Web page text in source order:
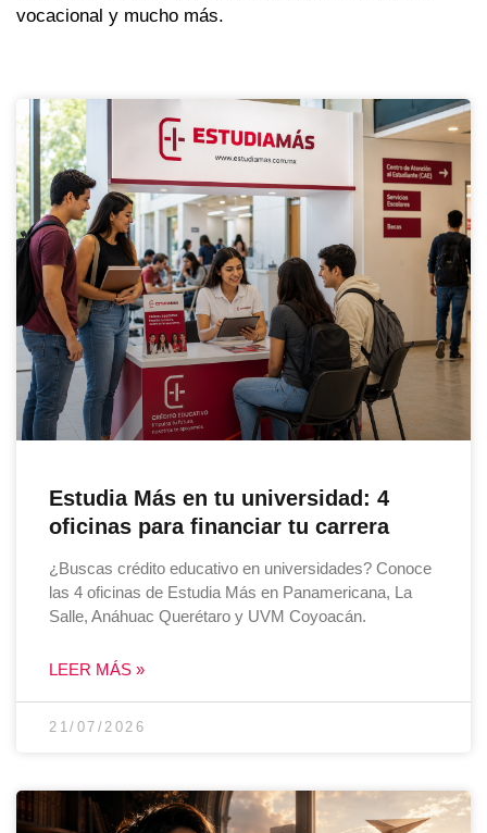
vocacional y mucho más.
Estudia Más en tu universidad: 4
oficinas para financiar tu carrera
¿Buscas crédito educativo en universidades? Conoce
las 4 oficinas de Estudia Más en Panamericana, La
Salle, Anáhuac Querétaro y UVM Coyoacán.
LEER MÁS »
21/07/2026